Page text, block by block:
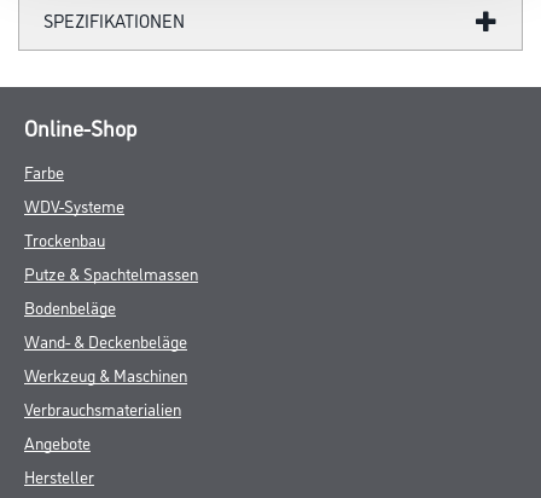
SPEZIFIKATIONEN
Online-Shop
Farbe
WDV-Systeme
Trockenbau
Putze & Spachtelmassen
Bodenbeläge
Wand- & Deckenbeläge
Werkzeug & Maschinen
Verbrauchsmaterialien
Angebote
Hersteller